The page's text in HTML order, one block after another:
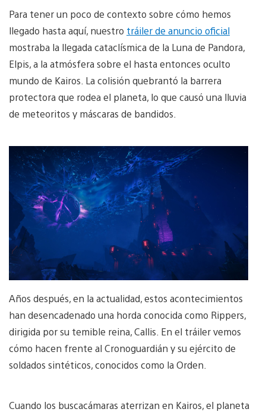
Para tener un poco de contexto sobre cómo hemos
llegado hasta aquí, nuestro tráiler de anuncio oficial
mostraba la llegada cataclísmica de la Luna de Pandora,
Elpis, a la atmósfera sobre el hasta entonces oculto
mundo de Kairos. La colisión quebrantó la barrera
protectora que rodea el planeta, lo que causó una lluvia
de meteoritos y máscaras de bandidos.
Años después, en la actualidad, estos acontecimientos
han desencadenado una horda conocida como Rippers,
dirigida por su temible reina, Callis. En el tráiler vemos
cómo hacen frente al Cronoguardián y su ejército de
soldados sintéticos, conocidos como la Orden.
Cuando los buscacámaras aterrizan en Kairos, el planeta